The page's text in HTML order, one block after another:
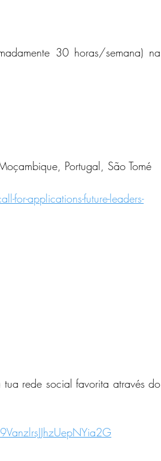
30 horas/semana) na
Portugal, São Tomé
applications-future-leaders-
tua rede social favorita através do